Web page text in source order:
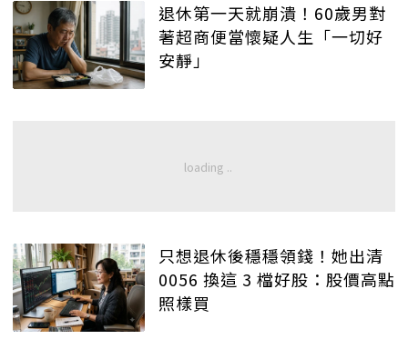
退休第一天就崩潰！60歲男對
著超商便當懷疑人生「一切好
安靜」
只想退休後穩穩領錢！她出清
0056 換這 3 檔好股：股價高點
照樣買